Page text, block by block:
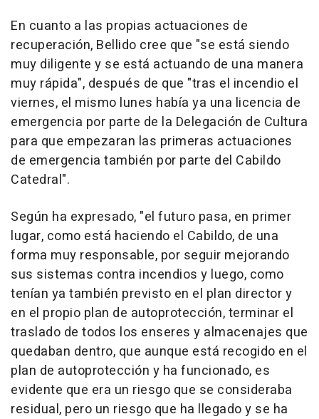
En cuanto a las propias actuaciones de
recuperación, Bellido cree que "se está siendo
muy diligente y se está actuando de una manera
muy rápida", después de que "tras el incendio el
viernes, el mismo lunes había ya una licencia de
emergencia por parte de la Delegación de Cultura
para que empezaran las primeras actuaciones
de emergencia también por parte del Cabildo
Catedral".
Según ha expresado, "el futuro pasa, en primer
lugar, como está haciendo el Cabildo, de una
forma muy responsable, por seguir mejorando
sus sistemas contra incendios y luego, como
tenían ya también previsto en el plan director y
en el propio plan de autoprotección, terminar el
traslado de todos los enseres y almacenajes que
quedaban dentro, que aunque está recogido en el
plan de autoprotección y ha funcionado, es
evidente que era un riesgo que se consideraba
residual, pero un riesgo que ha llegado y se ha